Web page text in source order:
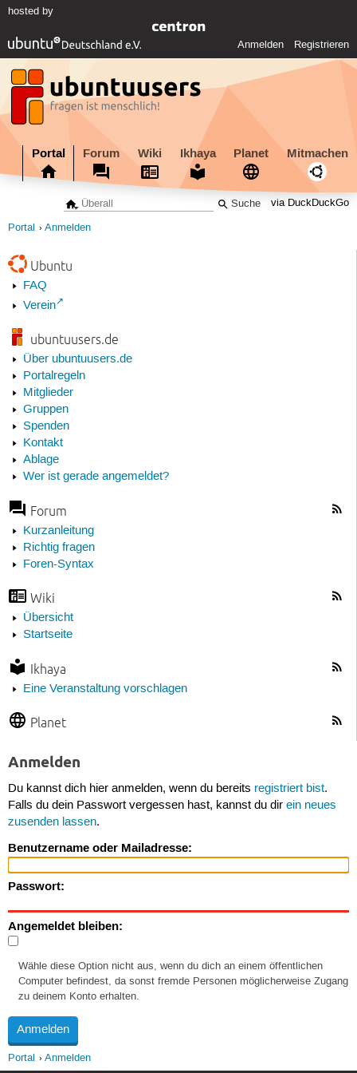
hosted by
Anmelden Registrieren
Portal Forum Wiki Ikhaya Planet Mitmachen
via DuckDuckGo
Portal Anmelden
Ubuntu
FAQ
Verein
ubuntuusers.de
Über ubuntuusers.de
Portalregeln
Mitglieder
Gruppen
Spenden
Kontakt
Ablage
Wer ist gerade angemeldet?
Forum
Kurzanleitung
Richtig fragen
Foren-Syntax
Wiki
Übersicht
Startseite
Ikhaya
Eine Veranstaltung vorschlagen
Planet
Anmelden
Du kannst dich hier anmelden, wenn du bereits registriert bist.
Falls du dein Passwort vergessen hast, kannst du dir ein neues
zusenden lassen.
Benutzername oder Mailadresse:
Passwort:
Angemeldet bleiben:
Wähle diese Option nicht aus, wenn du dich an einem öffentlichen
Computer befindest, da sonst fremde Personen möglicherweise Zugang
zu deinem Konto erhalten.
Portal Anmelden